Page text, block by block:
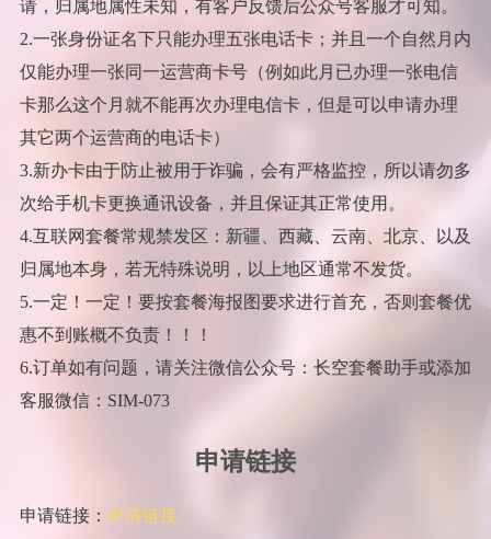
请，归属地属性未知，有客户反馈后公众号客服才可知。
2.一张身份证名下只能办理五张电话卡；并且一个自然月内
仅能办理一张同一运营商卡号（例如此月已办理一张电信
卡那么这个月就不能再次办理电信卡，但是可以申请办理
其它两个运营商的电话卡）
3.新办卡由于防止被用于诈骗，会有严格监控，所以请勿多
次给手机卡更换通讯设备，并且保证其正常使用。
4.互联网套餐常规禁发区：新疆、西藏、云南、北京、以及
归属地本身，若无特殊说明，以上地区通常不发货。
5.一定！一定！要按套餐海报图要求进行首充，否则套餐优
惠不到账概不负责！！！
6.订单如有问题，请关注微信公众号：长空套餐助手或添加
客服微信：SIM-073
申请链接
申请链接： 申请链接